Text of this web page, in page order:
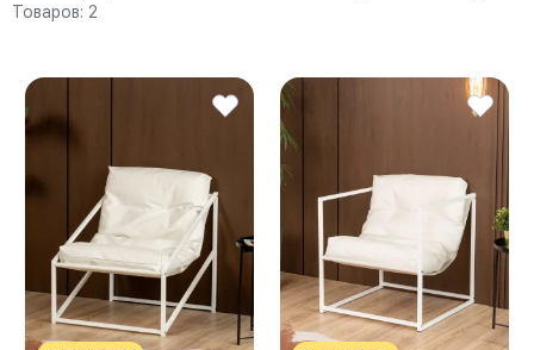
Товаров: 2